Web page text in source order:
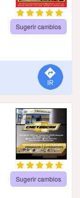
Sugerir cambios
Sugerir cambios